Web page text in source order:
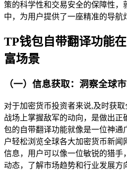
策的科学性和交易安全的保障性，
中，为用户提供了一座精准的导航
TP钱包自带翻译功能
富场景
（一）信息获取：洞察全球
对于加密货币投资者来说,及时获
战场上掌握敌军的动向，是做出正
包的自带翻译功能就像是一位神通
户轻松浏览全球各大加密货币新闻
信息，用户可以像一位敏锐的猎手
动态，了解市场趋势和行业发展方